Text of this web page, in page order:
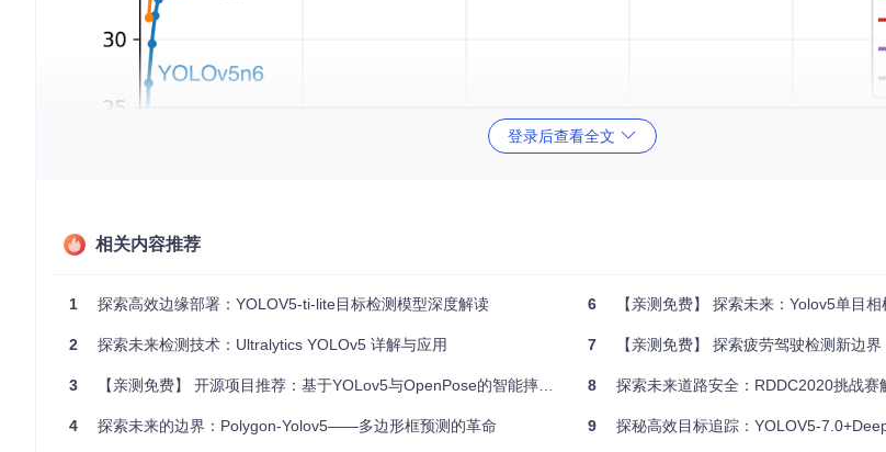
通过
pip install yolov5，开发者可以轻松将YOLOv5集成到任何Python 3.7以上版本的项目中，极大地简化了开发流程。
- 全面的CLI集成
登录后查看全文
相关内容推荐
1 探索高效边缘部署：YOLOV5-ti-lite目标检测模型深度解读
2 探索未来检测技术：Ultralytics YOLOv5 详解与应用
3 【亲测免费】 开源项目推荐：基于YOLov5与OpenPose的智能摔倒检测系统
4 探索未来的边界：Polygon-Yolov5——多边形框预测的革命
6 【亲测免费】 探索未来：Yolov5单目相
7 【亲测免费】 探索疲劳驾驶检测新边
8 探索未来道路安全：RDDC2020挑战赛
9 探秘高效目标追踪：YOLOV5-